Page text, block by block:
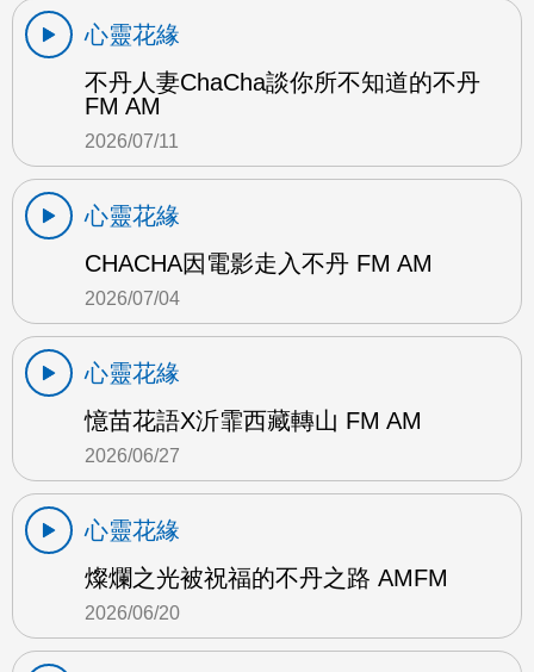
心靈花緣
不丹人妻ChaCha談你所不知道的不丹
FM AM
2026/07/11
心靈花緣
CHACHA因電影走入不丹 FM AM
2026/07/04
心靈花緣
憶苗花語X沂霏西藏轉山 FM AM
2026/06/27
心靈花緣
燦爛之光被祝福的不丹之路 AMFM
2026/06/20